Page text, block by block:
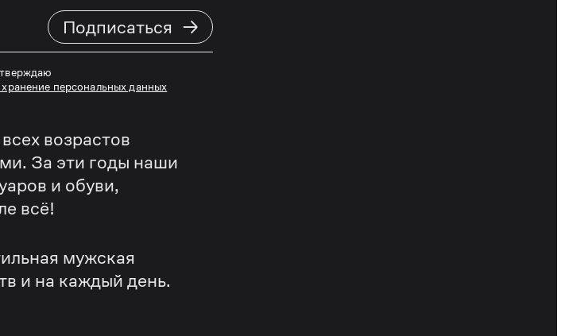
Подписаться →
персональных данных
возрастов
За эти годы наши
и обуви,
всё!
мужская
и на каждый день.